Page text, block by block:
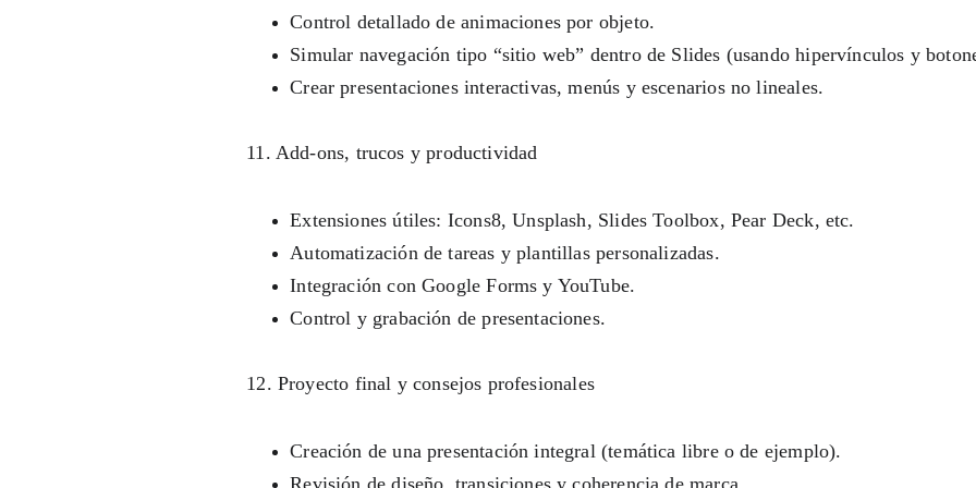
Control detallado de animaciones por objeto.
Simular navegación tipo “sitio web” dentro de Slides (usando hipervínculos y
Crear presentaciones interactivas, menús y escenarios no lineales.
11. Add-ons, trucos y productividad
Extensiones útiles: Icons8, Unsplash, Slides Toolbox, Pear Deck, etc.
Automatización de tareas y plantillas personalizadas.
Integración con Google Forms y YouTube.
Control y grabación de presentaciones.
12. Proyecto final y consejos profesionales
Creación de una presentación integral (temática libre o de ejemplo).
Revisión de diseño, transiciones y coherencia de marca.